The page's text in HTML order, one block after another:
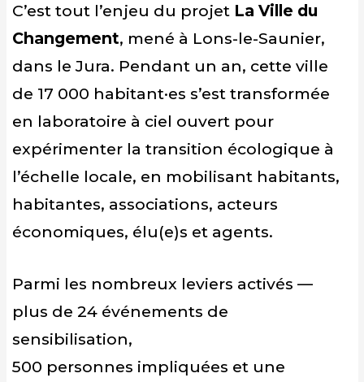
C’est tout l’enjeu du projet La Ville du
Changement, mené à Lons-le-Saunier,
dans le Jura. Pendant un an, cette ville
de 17 000 habitant·es s’est transformée
en laboratoire à ciel ouvert pour
expérimenter la transition écologique à
l’échelle locale, en mobilisant habitants,
habitantes, associations, acteurs
économiques, élu(e)s et agents.
Parmi les nombreux leviers activés —
plus de 24 événements de
sensibilisation,
500 personnes impliquées et une